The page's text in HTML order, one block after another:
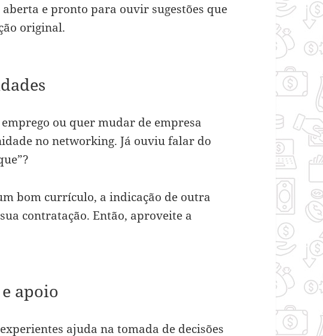
e pronto para ouvir sugestões que
original.
ou quer mudar de empresa
no networking. Já ouviu falar do
bom currículo, a indicação de outra
contratação. Então, aproveite a
apoio
ajuda na tomada de decisões